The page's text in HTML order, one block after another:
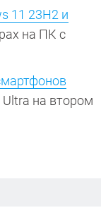
11 23H2 и
на ПК с
на втором